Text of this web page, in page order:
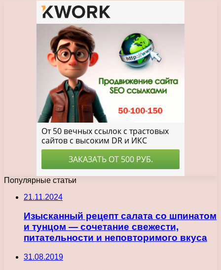
Популярные статьи
21.11.2024
Изысканный рецепт салата со шпинатом
и тунцом — сочетание свежести,
питательности и неповторимого вкуса
31.08.2019